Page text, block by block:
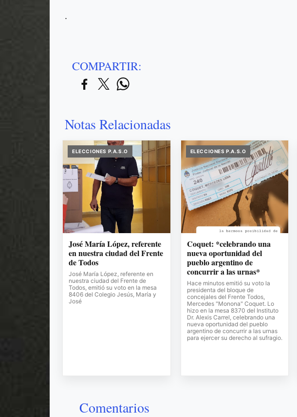
.
COMPARTIR:
Notas Relacionadas
ELECCIONES P.A.S.O
José María López, referente
en nuestra ciudad del Frente
de Todos
José María López, referente en
nuestra ciudad del Frente de
Todos, emitió su voto en la mesa
8406 del Colegio Jesús, María y
José
ELECCIONES P.A.S.O
Coquet: *celebrando una
nueva oportunidad del
pueblo argentino de
concurrir a las urnas*
Hace minutos emitió su voto la
presidenta del bloque de
concejales del Frente Todos,
Mercedes "Monona" Coquet. Lo
hizo en la mesa 8370 del Instituto
Dr. Alexis Carrel, celebrando una
nueva oportunidad del pueblo
argentino de concurrir a las urnas
para ejercer su derecho al sufragio.
Comentarios